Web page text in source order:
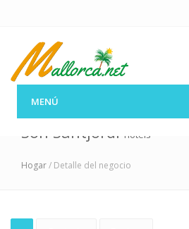
MENÚ
Son Santjordi hotels
Hogar/ Detalle del negocio